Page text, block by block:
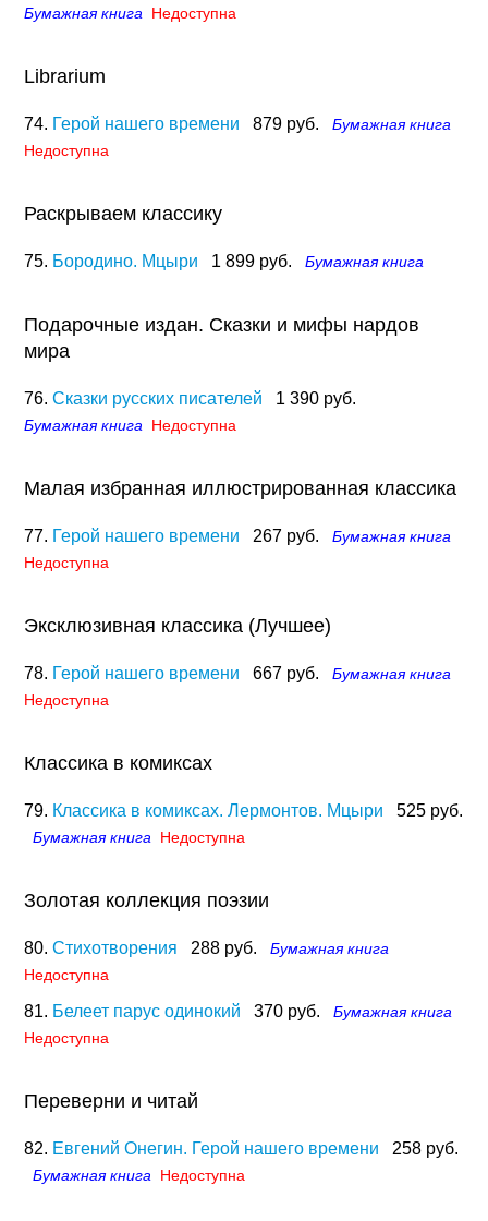
Бумажная книга Недоступна
Librarium
74. Герой нашего времени 879 руб.
Бумажная книга
Недоступна
Раскрываем классику
75. Бородино. Мцыри 1 899 руб. Бумажная книга
Подарочные издан. Сказки и мифы нардов
мира
76. Сказки русских писателей 1 390 руб.
Бумажная книга Недоступна
Малая избранная иллюстрированная классика
77. Герой нашего времени 267 руб.
Бумажная книга
Недоступна
Эксклюзивная классика (Лучшее)
78. Герой нашего времени 667 руб.
Бумажная книга
Недоступна
Классика в комиксах
79. Классика в комиксах. Лермонтов. Мцыри 525 руб.
Бумажная книга Недоступна
Золотая коллекция поэзии
80. Стихотворения 288 руб.
Бумажная книга
Недоступна
81. Белеет парус одинокий 370 руб.
Бумажная книга
Недоступна
Переверни и читай
82. Евгений Онегин. Герой нашего времени 258 руб.
Бумажная книга Недоступна